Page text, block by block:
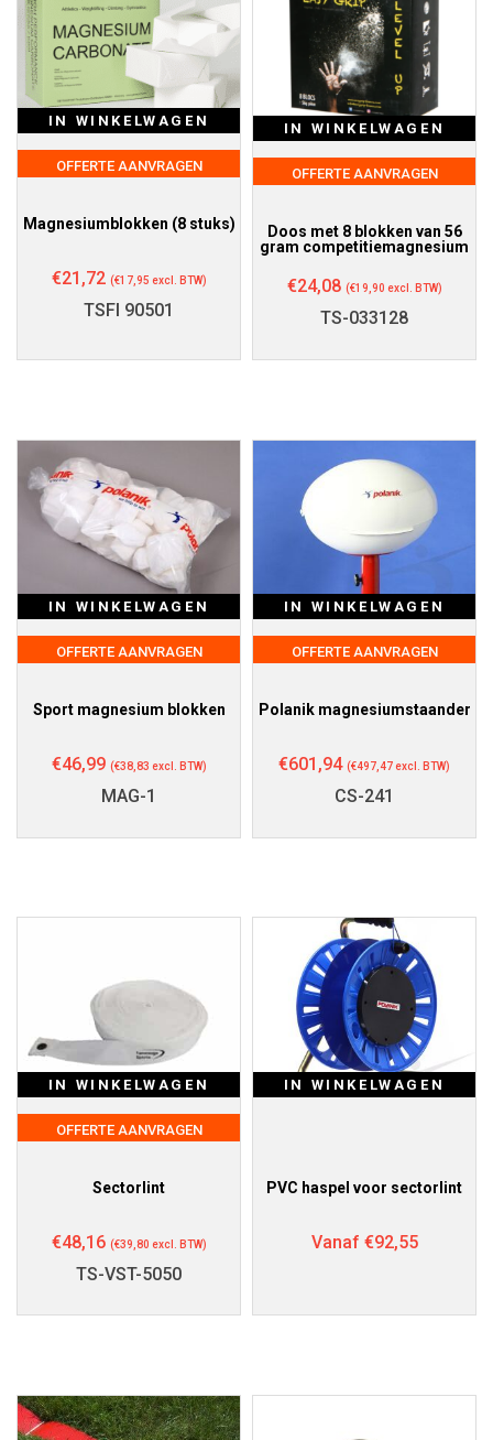
IN WINKELWAGEN
OFFERTE AANVRAGEN
Magnesiumblokken (8 stuks)
€21,72 (€17,95 excl. BTW)
TSFI 90501
IN WINKELWAGEN
OFFERTE AANVRAGEN
Doos met 8 blokken van 56
gram competitiemagnesium
€24,08 (€19,90 excl. BTW)
TS-033128
IN WINKELWAGEN
OFFERTE AANVRAGEN
Sport magnesium blokken
€46,99 (€38,83 excl. BTW)
MAG-1
IN WINKELWAGEN
OFFERTE AANVRAGEN
Polanik magnesiumstaander
€601,94 (€497,47excl. BTW)
CS-241
IN WINKELWAGEN
OFFERTE AANVRAGEN
Sectorlint
€48,16 (€39,80 excl. BTW)
TS-VST-5050
IN WINKELWAGEN
PVC haspel voor sectorlint
Vanaf €92,55